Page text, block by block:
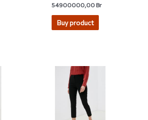
Rated
0
out
54900000,00Br
Buy product